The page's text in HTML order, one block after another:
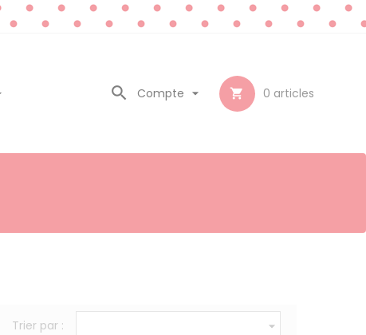
 0 articles
Compte 

Trier par : 